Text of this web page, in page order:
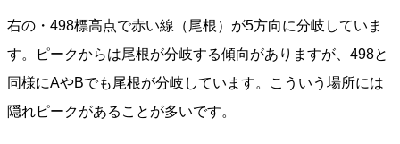
右の・498標高点で赤い線（尾根）が5方向に分岐していま
す。ピークからは尾根が分岐する傾向がありますが、498と
同様にAやBでも尾根が分岐しています。こういう場所には
隠れピークがあることが多いです。